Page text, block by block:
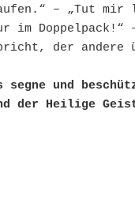
– „Tut mir
im Doppelpack!“
der andere
segne und
der Heilige